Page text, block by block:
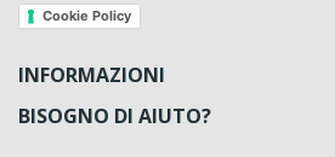
Cookie Policy
INFORMAZIONI
BISOGNO DI AIUTO?